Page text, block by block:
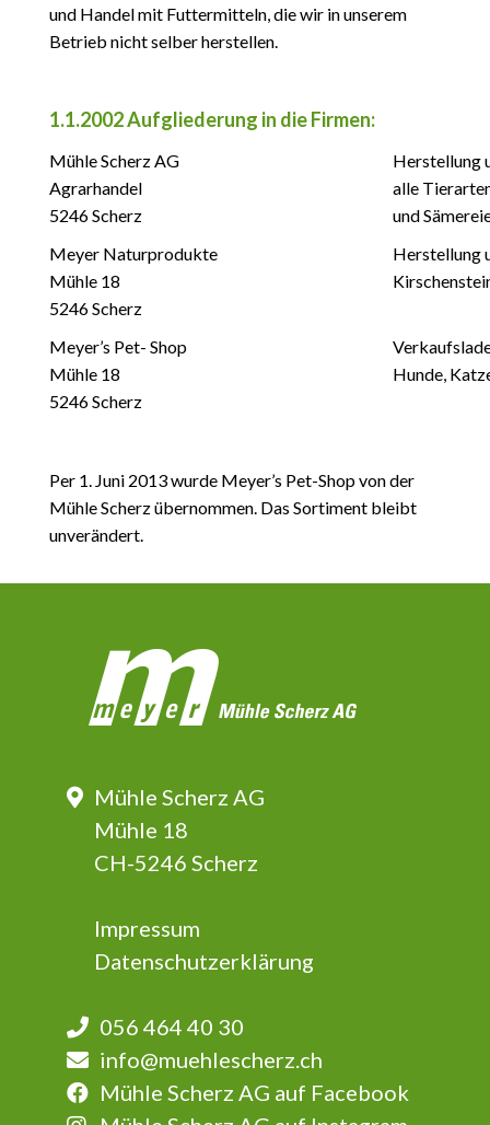
und Handel mit Futtermitteln, die wir in unserem
Betrieb nicht selber herstellen.
1.1.2002 Aufgliederung in die Firmen:
Mühle Scherz AG
Agrarhandel
5246 Scherz
Herstellung
alle
und
Meyer Naturprodukte
Mühle 18
5246 Scherz
Herstellung
Meyer’s Pet- Shop
Mühle 18
5246 Scherz
Hunde,
Per 1. Juni 2013 wurde Meyer’s Pet-Shop von der
Mühle Scherz übernommen. Das Sortiment bleibt
unverändert.
Mühle Scherz AG
Mühle 18
CH-5246 Scherz
Impressum
Datenschutzerklärung
056 464 40 30
info@muehlescherz.ch
Mühle Scherz AG auf Facebook